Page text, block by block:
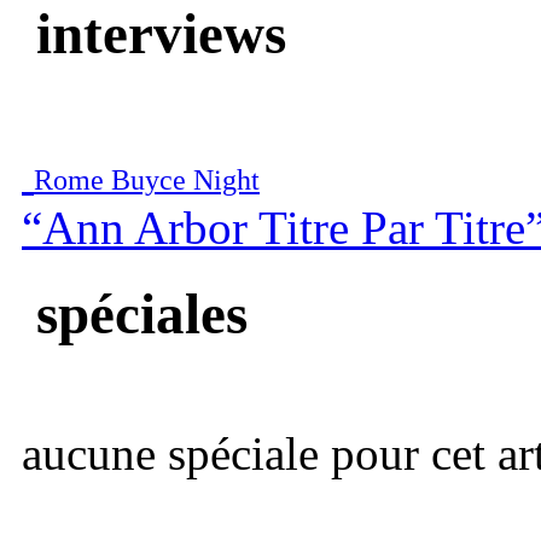
interviews
Rome Buyce Night
“Ann Arbor Titre Par
spéciales
aucune spéciale pour cet